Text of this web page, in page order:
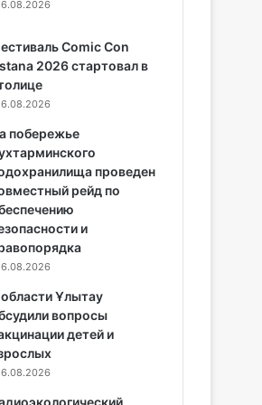
6.08.2026
Comic Con
2026 стартовал в
6.08.2026
побережье
проведен
рейд по
и
6.08.2026
Ұлытау
вопросы
детей и
6.08.2026